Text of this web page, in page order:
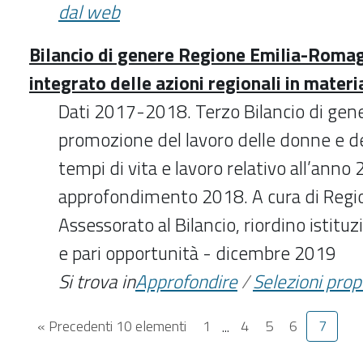
dal web
Bilancio di genere Regione Emilia-
integrato delle azioni regionali in
Dati 2017-2018. Terzo Bilancio di
promozione del lavoro delle donne e
tempi di vita e lavoro relativo all’anno
approfondimento 2018. A cura di
Assessorato al Bilancio, riordino
e pari opportunità - dicembre 2019
Si trova inApprofondire/Selezioni
« Precedenti 10 elementi 1 ... 4 5 6 7